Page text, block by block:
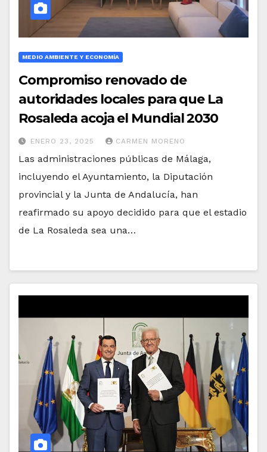
MEDIO AMBIENTE Y ECONOMÍA
Compromiso renovado de
autoridades locales para que La
Rosaleda acoja el Mundial 2030
ENERO 23, 2025 CARMEN MORENO
Las administraciones públicas de Málaga,
incluyendo el Ayuntamiento, la Diputación
provincial y la Junta de Andalucía, han
reafirmado su apoyo decidido para que el estadio
de La Rosaleda sea una…